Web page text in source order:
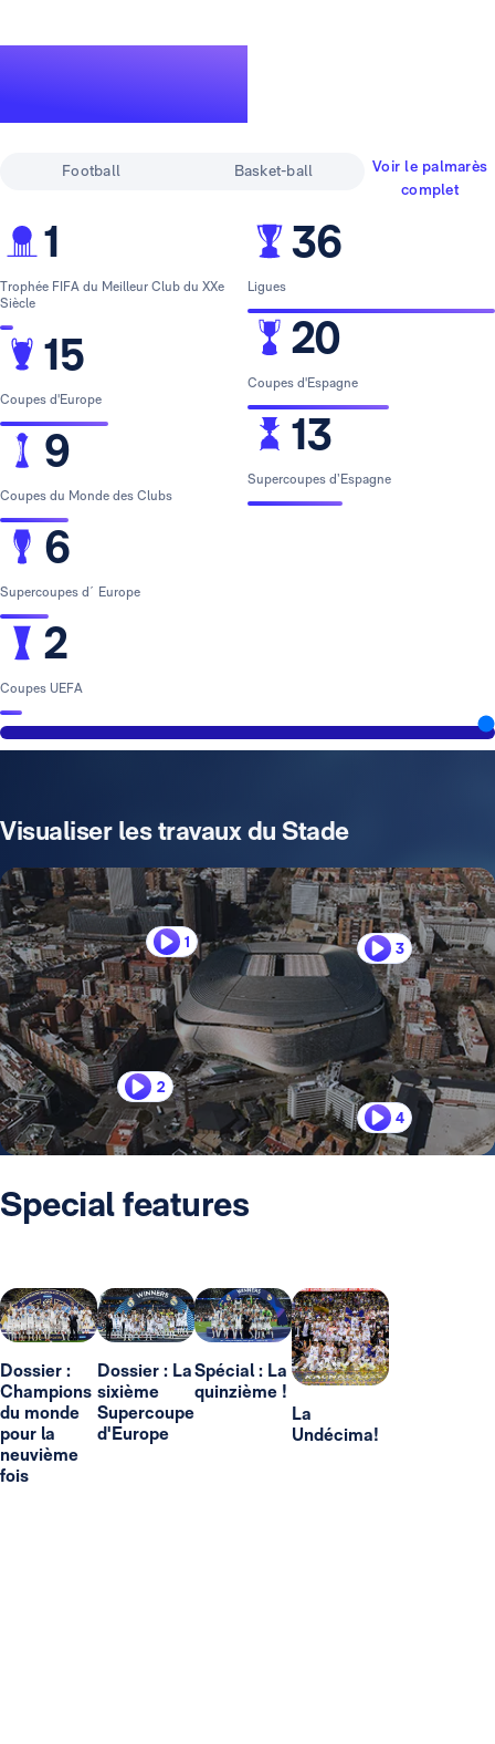
Football Basket-ball
Voir le palmarès
complet
1
Trophée FIFA du Meilleur Club du XXe
Siècle
15
Coupes d'Europe
9
Coupes du Monde des Clubs
6
Supercoupes d´ Europe
2
Coupes UEFA
36
Ligues
20
Coupes d'Espagne
13
Supercoupes d’Espagne
Visualiser les travaux du Stade
1
2
3
4
Special features
Dossier :
Champions
du monde
pour la
neuvième
fois
Dossier : La
sixième
Supercoupe
d'Europe
Spécial : La
quinzième !
La
Undécima!